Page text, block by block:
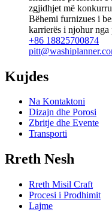
zgjidhjet më
Bëhemi furnizues i
karrierës i njohur nga
+86 18825700874
Kujdes
Na Kontaktoni
Dizajn dhe Porosi
Zbritje dhe Evente
Transporti
Rreth Nesh
Rreth Misil Craft
Procesi i Prodhimit
Lajme